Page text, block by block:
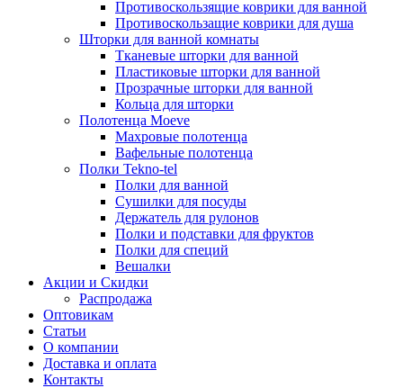
Противоскользящие коврики для ванной
Противоскользащие коврики для душа
Шторки для ванной комнаты
Тканевые шторки для ванной
Пластиковые шторки для ванной
Прозрачные шторки для ванной
Кольца для шторки
Полотенца Moeve
Махровые полотенца
Вафельные полотенца
Полки Tekno-tel
Полки для ванной
Сушилки для посуды
Держатель для рулонов
Полки и подставки для фруктов
Полки для специй
Вешалки
Акции и Скидки
Распродажа
Оптовикам
Статьи
О компании
Доставка и оплата
Контакты